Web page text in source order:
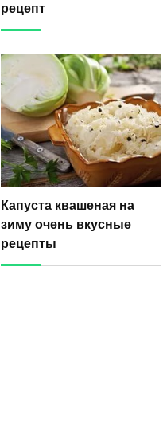
рецепт
Капуста квашеная на
зиму очень вкусные
рецепты